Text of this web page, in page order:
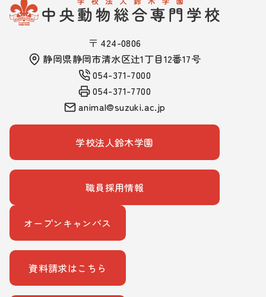
〒 424-0806
静岡県静岡市清水区辻1丁目12番17号
054-371-7000
054-371-7700
animal@suzuki.ac.jp
学校法人鈴木学園
職員採用情報
オープンキャンパス
資料請求はこちら